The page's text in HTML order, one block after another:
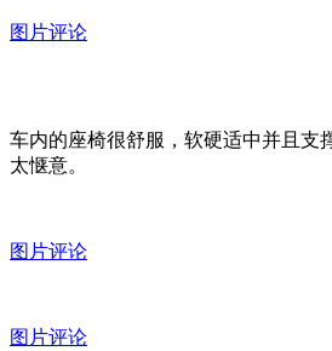
图片评论
车内的座椅很舒服，软硬适中并且支
太惬意。
图片评论
图片评论